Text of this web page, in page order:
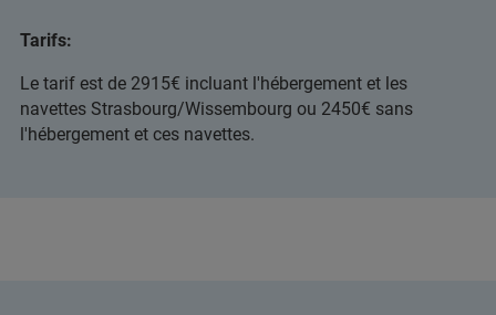
Tarifs:
Le tarif est de 2915€ incluant l'hébergement et les
navettes Strasbourg/Wissembourg ou 2450€ sans
l'hébergement et ces navettes.